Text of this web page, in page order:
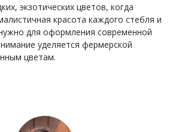
экзотических цветов, когда
красота каждого стебля и
для оформления современной
уделяется фермерской
цветам.